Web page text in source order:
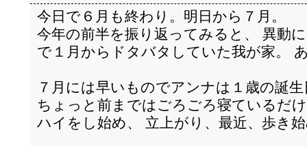
今日で６月も終わり。明日から７月。
今年の前半を振り返ってみると、 異動
で１月からドタバタしていた我が家。
７月には早いものでアンナは１歳の誕
ちょっと前まではごろごろ寝ているだ
ハイをし始め、 立上がり、最近、歩き